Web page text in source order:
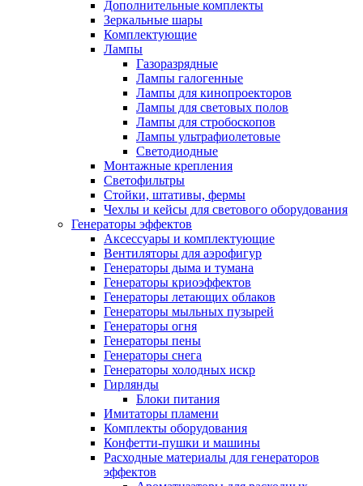
Дополнительные комплекты
Зеркальные шары
Комплектующие
Лампы
Газоразрядные
Лампы галогенные
Лампы для кинопроекторов
Лампы для световых полов
Лампы для стробоскопов
Лампы ультрафиолетовые
Светодиодные
Монтажные крепления
Светофильтры
Стойки, штативы, фермы
Чехлы и кейсы для светового оборудования
Генераторы эффектов
Аксессуары и комплектующие
Вентиляторы для аэрофигур
Генераторы дыма и тумана
Генераторы криоэффектов
Генераторы летающих облаков
Генераторы мыльных пузырей
Генераторы огня
Генераторы пены
Генераторы снега
Генераторы холодных искр
Гирлянды
Блоки питания
Имитаторы пламени
Комплекты оборудования
Конфетти-пушки и машины
Расходные материалы для генераторов
эффектов